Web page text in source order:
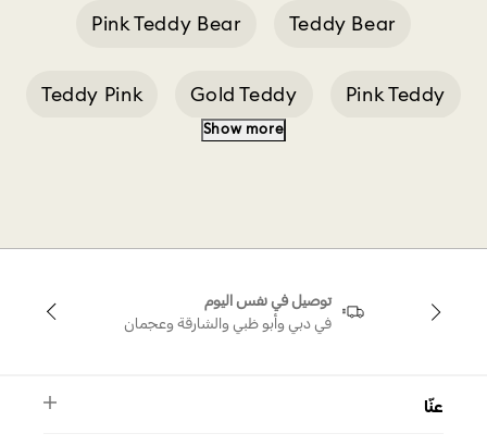
Teddy Bear
Pink Teddy Bear
Pink Teddy
Gold Teddy
Teddy Pink
Gold Tone Teddy Charm
Show more
توصيل في نفس اليوم
في دبي وأبو ظبي والشارقة وعجمان
عنّا